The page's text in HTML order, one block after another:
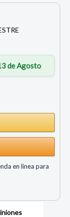
de Agosto
en linea para